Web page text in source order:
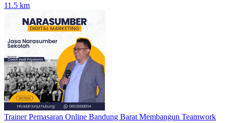
11.5 km
Trainer Pemasaran Online Bandung Barat Membangun Teamwork